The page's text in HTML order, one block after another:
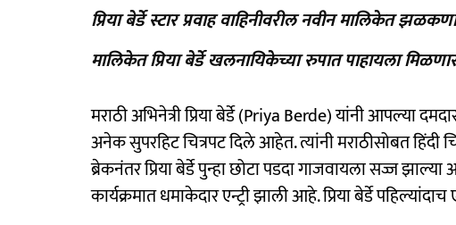
प्रिया बेर्डे स्टार प्रवाह वाहिनीवरील नवीन मालिकेत
मालिकेत प्रिया बेर्डे खलनायिकेच्या रुपात पाहायला
मराठी अभिनेत्री प्रिया बेर्डे (Priya Berde) यांनी आपल्या
अनेक सुपरहिट चित्रपट दिले आहेत. त्यांनी मराठीसोबत
ब्रेकनंतर प्रिया बेर्डे पुन्हा छोटा पडदा गाजवायला सज्ज
कार्यक्रमात धमाकेदार एन्ट्री झाली आहे. प्रिया बेर्डे